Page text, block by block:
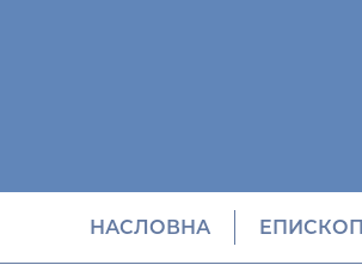
НАСЛОВНА EПИСКОП